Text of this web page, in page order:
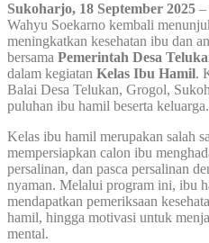
Sukoharjo, 18 September 2025 –
Wahyu Soekarno kembali
meningkatkan kesehatan ibu dan
bersama Pemerintah Desa
dalam kegiatan Kelas Ibu Hamil.
Balai Desa Telukan, Grogol,
puluhan ibu hamil beserta keluarga.
Kelas ibu hamil merupakan salah
mempersiapkan calon ibu
persalinan, dan pasca persalinan
nyaman. Melalui program ini, ibu
mendapatkan pemeriksaan
hamil, hingga motivasi untuk
mental.